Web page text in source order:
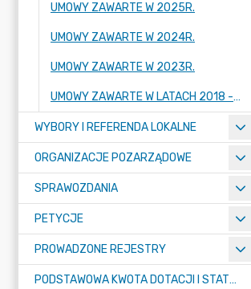
UMOWY ZAWARTE W 2025R.
UMOWY ZAWARTE W 2024R.
UMOWY ZAWARTE W 2023R.
UMOWY ZAWARTE W LATACH 2018 - 2022
WYBORY I REFERENDA LOKALNE
ORGANIZACJE POZARZĄDOWE
SPRAWOZDANIA
PETYCJE
PROWADZONE REJESTRY
PODSTAWOWA KWOTA DOTACJI I STATYSTYCZNA LICZBA UCZNIÓW